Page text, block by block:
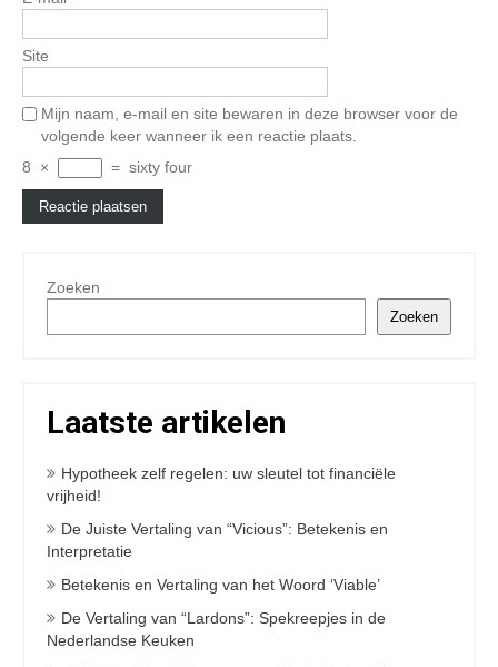
Site
Mijn naam, e-mail en site bewaren in deze browser voor de
volgende keer wanneer ik een reactie plaats.
8
× = sixty four
Zoeken
Zoeken
Laatste artikelen
Hypotheek zelf regelen: uw sleutel tot financiële
vrijheid!
De Juiste Vertaling van “Vicious”: Betekenis en
Interpretatie
Betekenis en Vertaling van het Woord ‘Viable’
De Vertaling van “Lardons”: Spekreepjes in de
Nederlandse Keuken